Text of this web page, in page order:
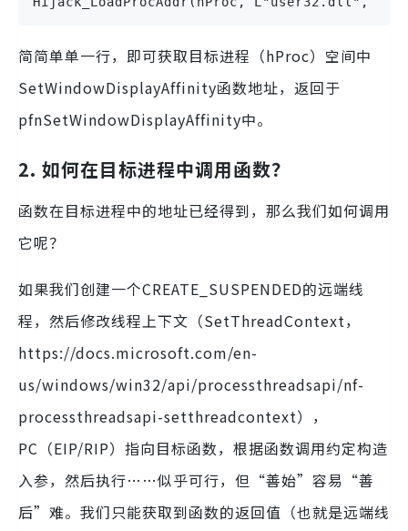
简简单单一行，即可获取目标进程（hProc）空间中
SetWindowDisplayAffinity函数地址，返回于
pfnSetWindowDisplayAffinity中。
2. 如何在目标进程中调用函数？
函数在目标进程中的地址已经得到，那么我们如何调用
它呢？
如果我们创建一个CREATE_SUSPENDED的远端线
程，然后修改线程上下文（SetThreadContext，
https://docs.microsoft.com/en-
us/windows/win32/api/processthreadsapi/nf-
processthreadsapi-setthreadcontext），
PC（EIP/RIP）指向目标函数，根据函数调用约定构造
入参，然后执行……似乎可行，但“善始”容易“善
后”难。我们只能获取到函数的返回值（也就是远端线